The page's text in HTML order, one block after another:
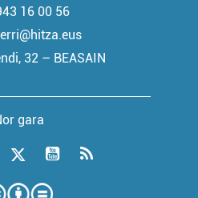
16 00 56
32 – BEASAIN
gara